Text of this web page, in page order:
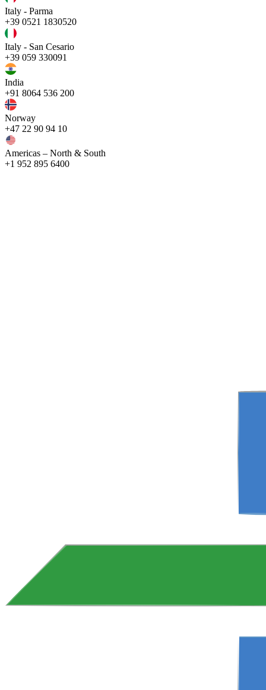
Italy - Parma
+39 0521 1830520
Italy - San Cesario
+39 059 330091
India
+91 8064 536 200
Norway
+47 22 90 94 10
Americas – North & South
+1 952 895 6400